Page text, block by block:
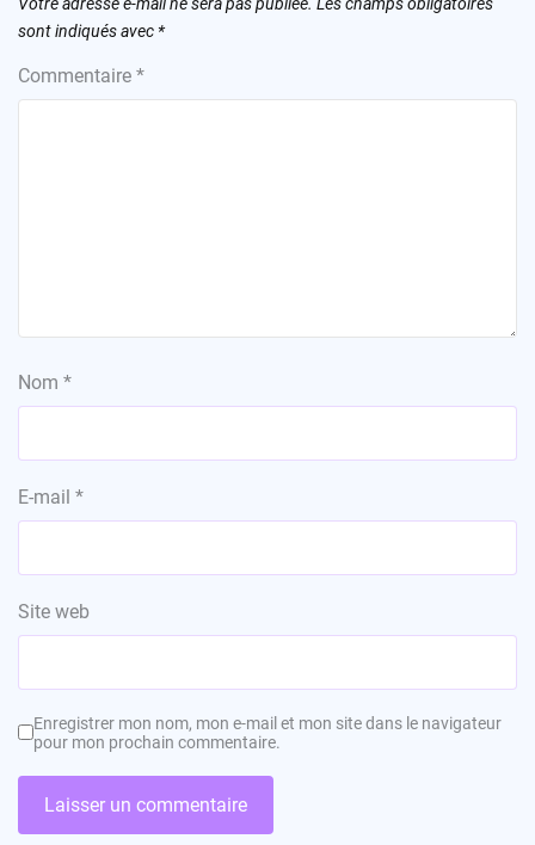
sont indiqués avec *
Commentaire *
Nom *
E-mail *
Site web
Enregistrer mon nom, mon e-mail et mon site dans le navigateur
pour mon prochain commentaire.